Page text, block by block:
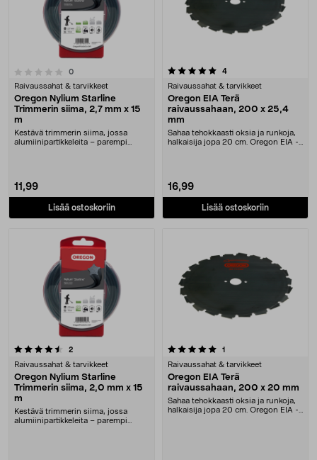
0arvostelut
Raivaussahat & tarvikkeet
Oregon Nylium Starline
Trimmerin siima, 2,7 mm x 15
m
Kestävä trimmerin siima, jossa
alumiinipartikkeleita – parempi
11,99
Lisää ostoskoriin
5.0 viidestä tähdestä 4arvostelut
Raivaussahat & tarvikkeet
Oregon EIA Terä
raivaussahaan, 200 x 25,4
mm
Sahaa tehokkaasti oksia ja runkoja,
halkaisija jopa 20 cm. Oregon EIA -
16,99
Lisää ostoskoriin
2arvostelut
Raivaussahat & tarvikkeet
Oregon Nylium Starline
Trimmerin siima, 2,0 mm x 15
m
Kestävä trimmerin siima, jossa
alumiinipartikkeleita – parempi
5.0 viidestä tähdestä 1
Raivaussahat & tarvikkeet
Oregon EIA Terä
raivaussahaan, 200 x 20 mm
Sahaa tehokkaasti oksia ja runkoja,
halkaisija jopa 20 cm. Oregon EIA -